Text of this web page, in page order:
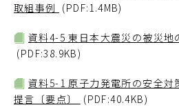
取組事例 (PDF:1.4MB)
資料4-5 東日本大震災の被災地
(PDF:38.9KB)
資料5-1 原子力発電所の安全対
提言〔要点〕
(PDF:40.4KB)